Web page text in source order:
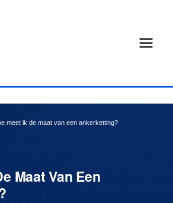
meet ik de maat van een ankerketting?
Maat Van Een